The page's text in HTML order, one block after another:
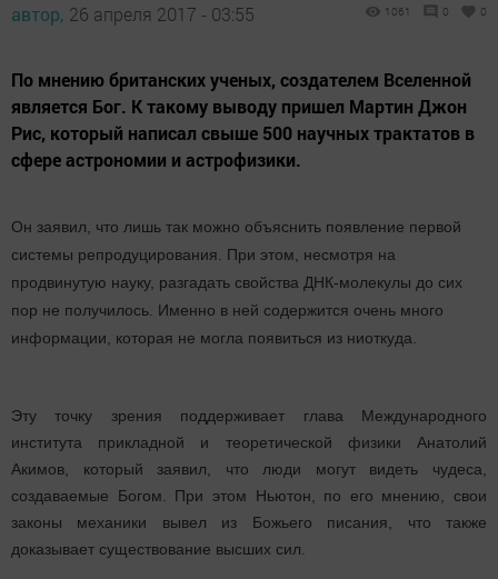
автор, 26 апреля 2017 - 03:55 1061 0 0
По мнению британских ученых, создателем Вселенной
является Бог. К такому выводу пришел Мартин Джон
Рис, который написал свыше 500 научных трактатов в
сфере астрономии и астрофизики.
Он заявил, что лишь так можно объяснить появление первой
системы репродуцирования. При этом, несмотря на
продвинутую науку, разгадать свойства ДНК-молекулы до сих
пор не получилось. Именно в ней содержится очень много
информации, которая не могла появиться из ниоткуда.
Эту точку зрения поддерживает глава Международного
института прикладной и теоретической физики Анатолий
Акимов, который заявил, что люди могут видеть чудеса,
создаваемые Богом. При этом Ньютон, по его мнению, свои
законы механики вывел из Божьего писания, что также
доказывает существование высших сил.